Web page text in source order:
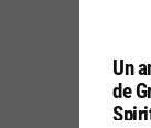
Un
de